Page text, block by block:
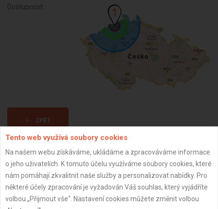
Dostupnost:
ZPĚT
Aktualizováno z portálu ARES dne 02.12.2024 08:15:08
Tento web využívá soubory cookies
Na našem webu získáváme, ukládáme a zpracováváme informace
o jeho uživatelích. K tomuto účelu využíváme soubory cookies, které
nám pomáhají zkvalitnit naše služby a personalizovat nabídky. Pro
některé účely zpracování je vyžadován Váš souhlas, který vyjádříte
volbou „Přijmout vše“. Nastavení cookies můžete změnit volbou